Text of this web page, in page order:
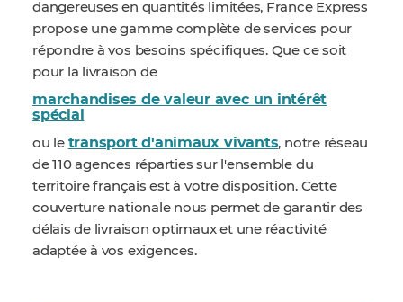
dangereuses en quantités limitées, France Express
propose une gamme complète de services pour
répondre à vos besoins spécifiques. Que ce soit
pour la livraison de
marchandises de valeur avec un intérêt
spécial
ou le transport d'animaux vivants, notre réseau
de 110 agences réparties sur l'ensemble du
territoire français est à votre disposition. Cette
couverture nationale nous permet de garantir des
délais de livraison optimaux et une réactivité
adaptée à vos exigences.